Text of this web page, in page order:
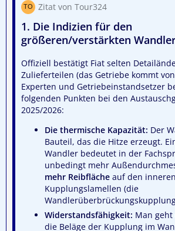
Zitat von Tour324
1. Die Indizien für den
größeren/verstärkten
Offiziell bestätigt Fiat selten
Zulieferteilen (das Getriebe kommt
Experten und Getriebeinstandsetzer
folgenden Punkten bei den
2025/2026:
Die thermische Kapazität: Der
Bauteil, das die Hitze erzeugt.
Wandler bedeutet in der
unbedingt mehr
mehr Reibfläche auf den inneren
Kupplungslamellen (die
Widerstandsfähigkeit: Man geht
die Beläge der Kupplung im